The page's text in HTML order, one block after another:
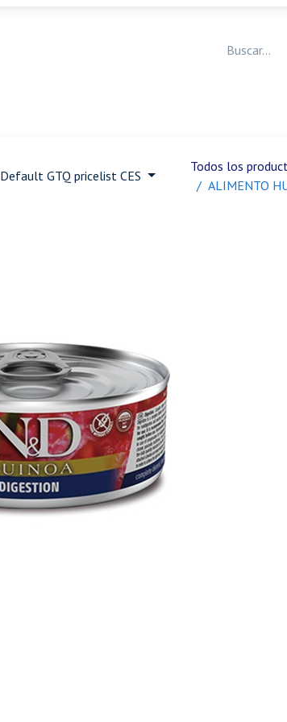
Default GTQ pricelist CES
Todos los
ALIMENTO